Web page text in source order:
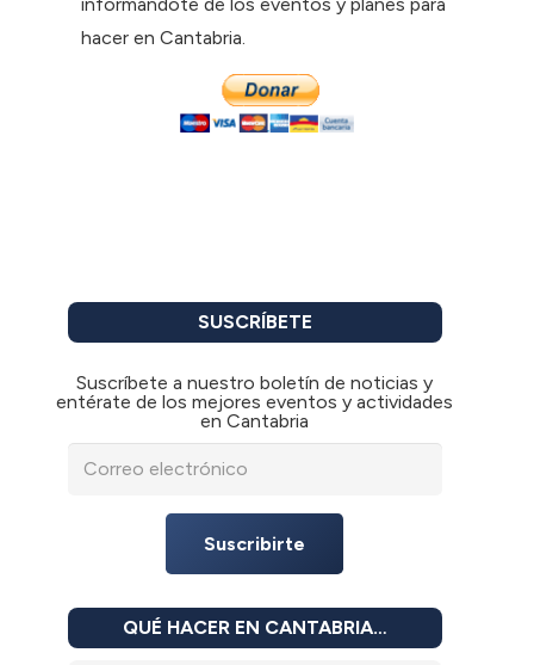
hacer en Cantabria.
SUSCRÍBETE
Suscríbete a nuestro boletín de noticias y
entérate de los mejores eventos y actividades
en Cantabria
Suscribirte
QUÉ HACER EN CANTABRIA…